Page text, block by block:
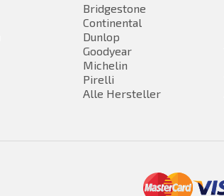
Bridgestone
Continental
Dunlop
Goodyear
Michelin
Pirelli
Alle Hersteller